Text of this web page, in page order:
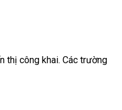
LƯỢNG – GIÁ RẺ.
thị công khai. Các trường